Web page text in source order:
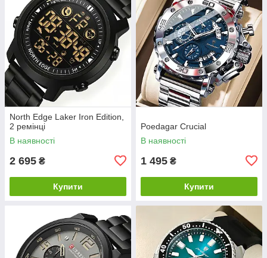
North Edge Laker Iron Edition,
2 ремінці
В наявності
2 695 ₴
Купити
Poedagar Crucial
В наявності
1 495 ₴
Купити